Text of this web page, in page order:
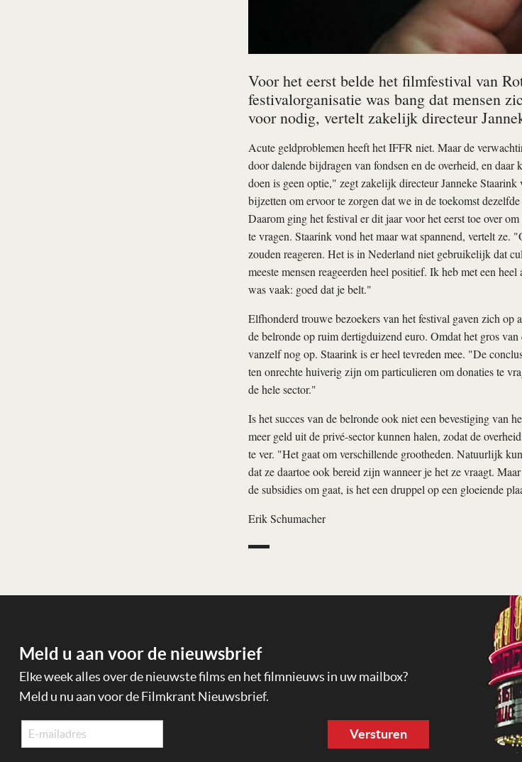
Voor het eerst belde het filmfestival van
festivalorganisatie was bang dat mensen
voor nodig, vertelt zakelijk directeur
Acute geldproblemen heeft het IFFR niet. Maar de
door dalende bijdragen van fondsen en de overheid, en
doen is geen optie," zegt zakelijk directeur Janneke
bijzetten om ervoor te zorgen dat we in de toekomst
Daarom ging het festival er dit jaar voor het eerst toe over
te vragen. Staarink vond het maar wat spannend, vertelt ze.
zouden reageren. Het is in Nederland niet gebruikelijk dat
meeste mensen reageerden heel positief. Ik heb met een
was vaak: goed dat je belt."
Elfhonderd trouwe bezoekers van het festival gaven zich op
de belronde op ruim dertigduizend euro. Omdat het gros
vanzelf nog op. Staarink is er heel tevreden mee. "De
ten onrechte huiverig zijn om particulieren om donaties te
de hele sector."
Is het succes van de belronde ook niet een bevestiging van
meer geld uit de privé-sector kunnen halen, zodat de
te ver. "Het gaat om verschillende grootheden. Natuurlijk
dat ze daartoe ook bereid zijn wanneer je het ze vraagt.
de subsidies om gaat, is het een druppel op een gloeiende
Erik Schumacher
Meld u aan voor de nieuwsbrief
Elke week alles over de nieuwste films en het filmnieuws in uw mailbox?
Meld u nu aan voor de Filmkrant Nieuwsbrief.